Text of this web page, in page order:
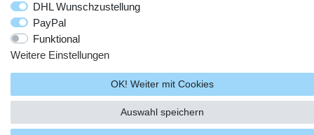
DHL Wunschzustellung
PayPal
Funktional
Weitere Einstellungen
OK! Weiter mit Cookies
Auswahl speichern